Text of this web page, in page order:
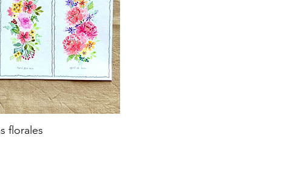
florales